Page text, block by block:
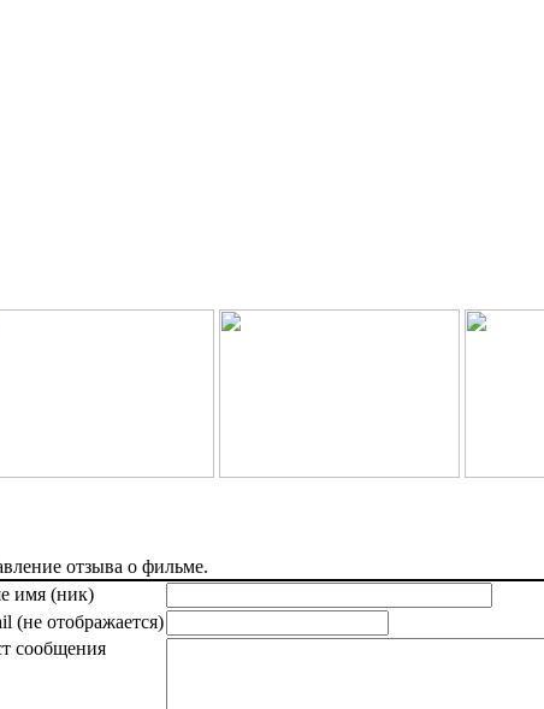
отзыва о фильме.
имя (ник)
(не отображается)
сообщения